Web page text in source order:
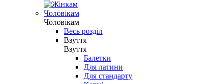
Чоловікам
Чоловікам
Весь розділ
Взуття
Взуття
Балетки
Для латини
Для стандарту